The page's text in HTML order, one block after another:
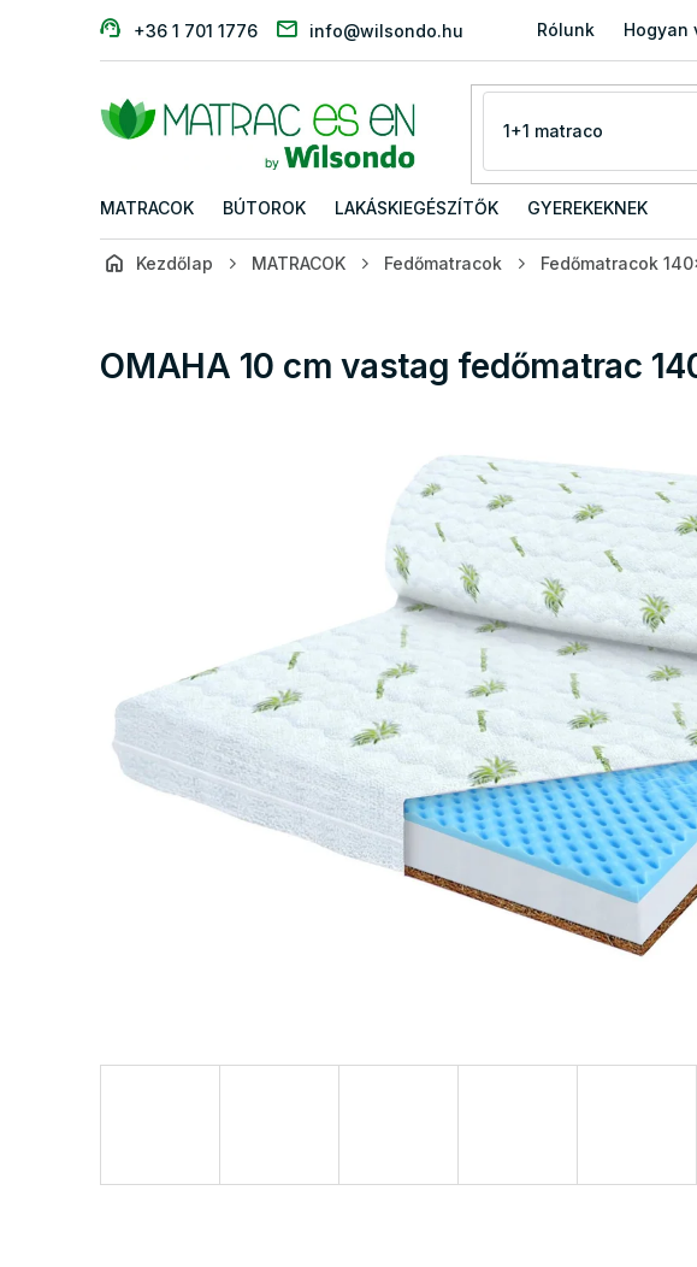
+36 1 701 1776 info@wilsondo.hu Rólunk Hogyan
MATRACOK BÚTOROK LAKÁSKIEGÉSZÍTŐK GYEREKEKNEK
Kezdőlap MATRACOK Fedőmatracok Fedőmatracok
OMAHA 10 cm vastag fedőmatrac